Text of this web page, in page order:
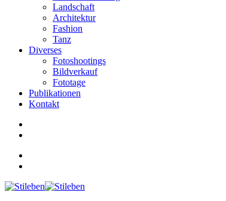
Landschaft
Architektur
Fashion
Tanz
Diverses
Fotoshootings
Bildverkauf
Fototage
Publikationen
Kontakt